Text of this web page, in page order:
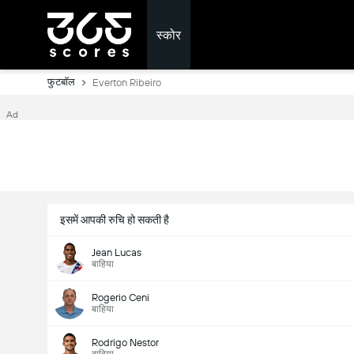
स्कोर
फुटबॉल Everton Ribeiro
Ad
इसमें आपकी रुचि हो सकती है
Jean Lucas
बाहिया
Rogerio Ceni
बाहिया
Rodrigo Nestor